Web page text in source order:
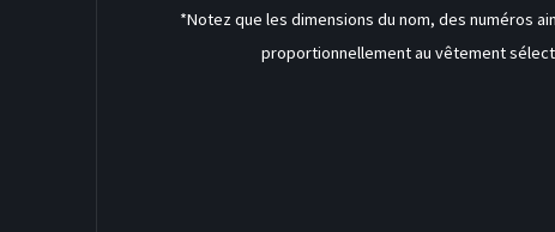
*Notez que les dimensions du nom, des numéros
proportionnellement au vêtement